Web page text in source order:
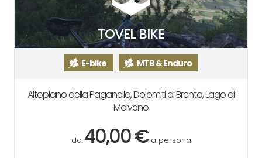
TOVEL BIKE
E-bike MTB & Enduro
Altopiano della Paganella, Dolomiti di Brenta, Lago di
Molveno
da 40,00 € a persona